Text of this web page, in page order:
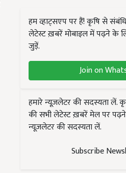
हम व्हाट्सएप पर हैं! कृषि से
लेटेस्ट ख़बरें मोबाइल में पढ़ने के
जुड़ें.
Join on
हमारे न्यूज़लेटर की सदस्यता लें.
की सभी लेटेस्ट ख़बरें मेल पर
न्यूज़लेटर की सदस्यता लें.
Subscribe